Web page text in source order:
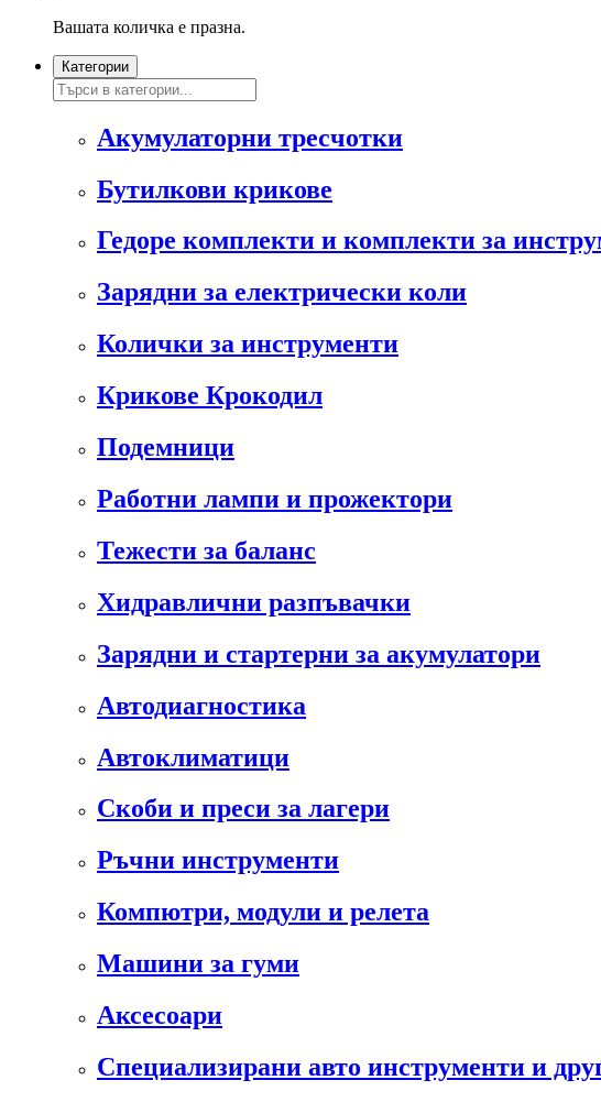
Вашата количка е празна.
Категории
Акумулаторни тресчотки
Бутилкови крикове
Гедоре комплекти и комплекти за
Зарядни за електрически коли
Колички за инструменти
Крикове Крокодил
Подемници
Работни лампи и прожектори
Тежести за баланс
Хидравлични разпъвачки
Зарядни и стартерни за акумулатори
Автодиагностика
Автоклиматици
Скоби и преси за лагери
Ръчни инструменти
Компютри, модули и релета
Машини за гуми
Аксесоари
Специализирани авто инструменти и